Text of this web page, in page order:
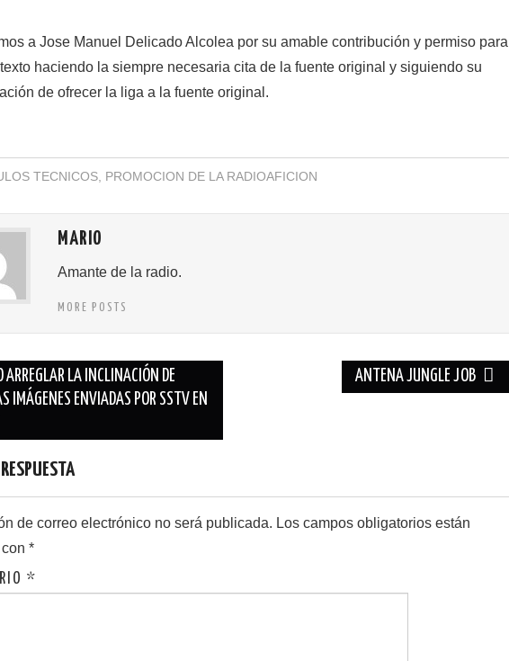
a Jose Manuel Delicado Alcolea por su amable contribución y permiso para
haciendo la siempre necesaria cita de la fuente original y siguiendo su
de ofrecer la liga a la fuente original.
TECNICOS PROMOCION DE LA RADIOAFICION
MARIO
Amante de la radio.
MORE POSTS
ARREGLAR LA INCLINACIÓN DE
IMÁGENES ENVIADAS POR SSTV EN
ANTENA JUNGLE JOB
de correo electrónico no será publicada. Los campos obligatorios están
*
*